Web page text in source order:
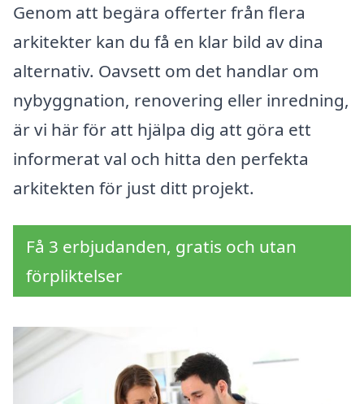
Genom att begära offerter från flera
arkitekter kan du få en klar bild av dina
alternativ. Oavsett om det handlar om
nybyggnation, renovering eller inredning,
är vi här för att hjälpa dig att göra ett
informerat val och hitta den perfekta
arkitekten för just ditt projekt.
Få 3 erbjudanden, gratis och utan
förpliktelser